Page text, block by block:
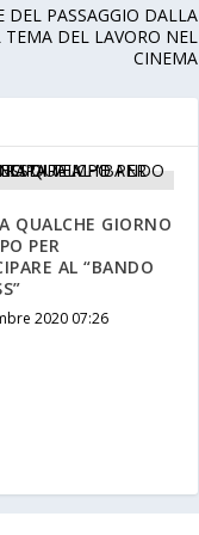
DEL PASSAGGIO DALLA
DEL LAVORO NEL
CINEMA
QUALCHE GIORNO
PER
AL “BANDO
2020 07:26